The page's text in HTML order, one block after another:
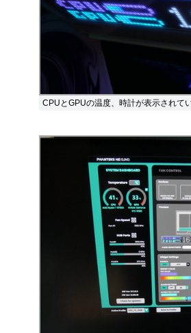
CPUとGPUの温度、時計が表示されて